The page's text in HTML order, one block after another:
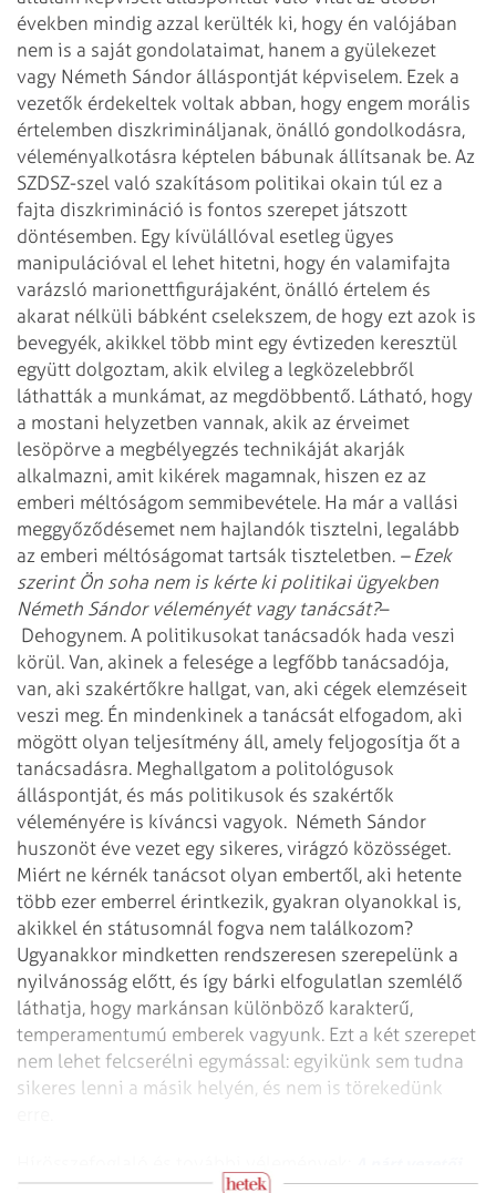
években mindig azzal kerülték ki, hogy én valójában
nem is a saját gondolataimat, hanem a gyülekezet
vagy Németh Sándor álláspontját képviselem. Ezek a
vezetők érdekeltek voltak abban, hogy engem morális
értelemben diszkrimináljanak, önálló gondolkodásra,
véleményalkotásra képtelen bábunak állítsanak be. Az
SZDSZ-szel való szakításom politikai okain túl ez a
fajta diszkrimináció is fontos szerepet játszott
döntésemben. Egy kívülállóval esetleg ügyes
manipulációval el lehet hitetni, hogy én valamifajta
varázsló marionettfigurájaként, önálló értelem és
akarat nélküli bábként cselekszem, de hogy ezt azok is
bevegyék, akikkel több mint egy évtizeden keresztül
együtt dolgoztam, akik elvileg a legközelebbről
láthatták a munkámat, az megdöbbentő. Látható, hogy
a mostani helyzetben vannak, akik az érveimet
lesöpörve a megbélyegzés technikáját akarják
alkalmazni, amit kikérek magamnak, hiszen ez az
emberi méltóságom semmibevétele. Ha már a vallási
meggyőződésemet nem hajlandók tisztelni, legalább
az emberi méltóságomat tartsák tiszteletben. – Ezek
szerint Ön soha nem is kérte ki politikai ügyekben
Németh Sándor véleményét vagy tanácsát?–
Dehogynem. A politikusokat tanácsadók hada veszi
körül. Van, akinek a felesége a legfőbb tanácsadója,
van, aki szakértőkre hallgat, van, aki cégek elemzéseit
veszi meg. Én mindenkinek a tanácsát elfogadom, aki
mögött olyan teljesítmény áll, amely feljogosítja őt a
tanácsadásra. Meghallgatom a politológusok
álláspontját, és más politikusok és szakértők
véleményére is kíváncsi vagyok. Németh Sándor
huszonöt éve vezet egy sikeres, virágzó közösséget.
Miért ne kérnék tanácsot olyan embertől, aki hetente
több ezer emberrel érintkezik, gyakran olyanokkal is,
akikkel én státusomnál fogva nem találkozom?
Ugyanakkor mindketten rendszeresen szerepelünk a
nyilvánosság előtt, és így bárki elfogulatlan szemlélő
láthatja, hogy markánsan különböző karakterű,
temperamentumú emberek vagyunk. Ezt a két szerepet
nem lehet felcserélni egymással: egyikünk sem tudna
sikeres lenni a másik helyén, és nem is törekedünk